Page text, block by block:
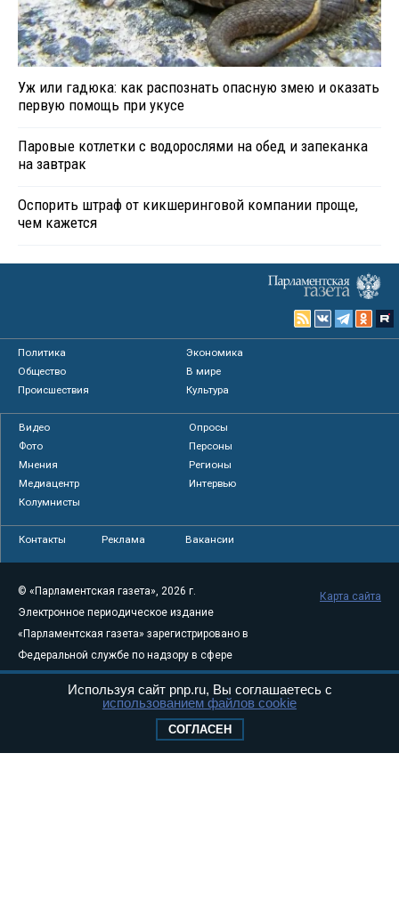
Уж или гадюка: как распознать опасную змею и оказать
первую помощь при укусе
Паровые котлетки с водорослями на обед и запеканка
на завтрак
Оспорить штраф от кикшеринговой компании проще,
чем кажется
Политика
Экономика
Общество
В мире
Происшествия
Культура
Видео
Опросы
Фото
Персоны
Мнения
Регионы
Медиацентр
Интервью
Колумнисты
Контакты Реклама Вакансии
© «Парламентская газета», 2026 г.
Электронное периодическое издание
«Парламентская газета» зарегистрировано в
Федеральной службе по надзору в сфере
связи, информационных технологий и
массовых коммуникаций (Роскомнадзор) 05
Свидетельство о регистрации Эл № ФС77-
Карта сайта
Используя сайт pnp.ru, Вы соглашаетесь с
использованием файлов cookie
СОГЛАСЕН